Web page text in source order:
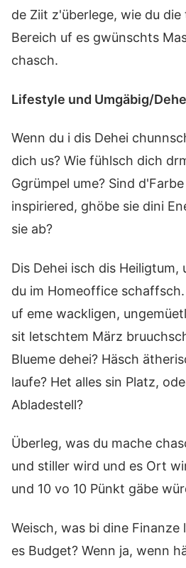
de Ziit z'überlege, wie du
Bereich uf es gwünschts
chasch.
Lifestyle und Umgäbig/
Wenn du i dis Dehei
dich us? Wie fühlsch dich
Ggrümpel ume? Sind
inspiriered, ghöbe sie dini
sie ab?
Dis Dehei isch dis Heiligtum,
du im Homeoffice
uf eme wackligen,
sit letschtem März
Blueme dehei? Häsch
laufe? Het alles sin Platz,
Abladestell?
Überleg, was du mache
und stiller wird und es Ort
und 10 vo 10 Pünkt gäbe
Weisch, was bi dine Finanze
es Budget? Wenn ja, wenn